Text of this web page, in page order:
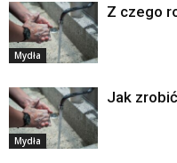
Mydła
Z czego
Mydła
Jak